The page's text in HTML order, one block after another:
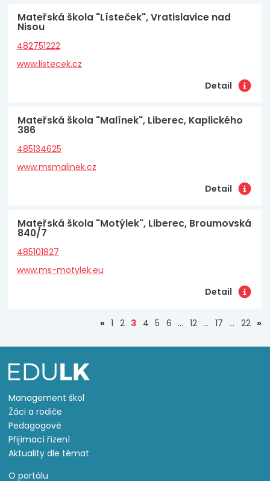
Mateřská škola "Lísteček", Vratislavice nad
Nisou
482751222
www.listecek.cz
Detail
Mateřská škola "Malínek", Liberec, Kaplického
386
485134625
www.msmalinek.cz
Detail
Mateřská škola "Motýlek", Liberec, Broumovská
840/7
485101827
www.ms-motylek.eu
Detail
« 1 2 3(aktuální)
4 5 6 … 12 … 17 … 22 »
Management škol
Žáci a rodiče
Pedagogové
Přijímací řízení
Aktuality dle témat
O portálu